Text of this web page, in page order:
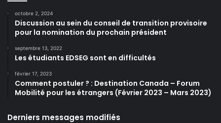
octobre 2, 2024
Discussion au sein du conseil de transition provisoire
pour la nomination du prochain président
septembre 13, 2022
Les étudiants EDSEG sont en difficultés
février 17, 2023
Comment postuler ? : Destination Canada – Forum
Mobilité pour les étrangers (Février 2023 – Mars 2023)
Derniers messages modifiés